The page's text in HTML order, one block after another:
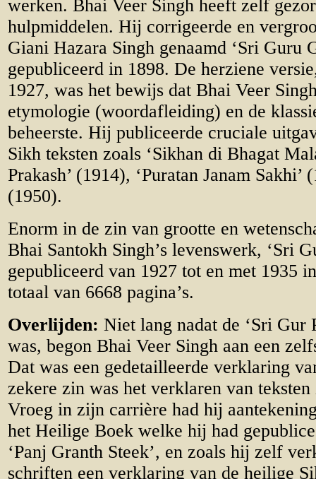
werken. Bhai Veer Singh heeft zelf
hulpmiddelen. Hij corrigeerde en
Giani Hazara Singh genaamd ‘Sri Guru
gepubliceerd in 1898. De herziene
1927, was het bewijs dat Bhai Veer
etymologie (woordafleiding) en de
beheerste. Hij publiceerde cruciale
Sikh teksten zoals ‘Sikhan di Bhagat
Prakash’ (1914), ‘Puratan Janam Sakhi’
(1950).
Enorm in de zin van grootte en
Bhai Santokh Singh’s levenswerk, ‘Sri
gepubliceerd van 1927 tot en met 1935
totaal van 6668 pagina’s.
Overlijden: Niet lang nadat de ‘Sri Gur
was, begon Bhai Veer Singh aan een
Dat was een gedetailleerde verklaring
zekere zin was het verklaren van
Vroeg in zijn carrière had hij
het Heilige Boek welke hij had
‘Panj Granth Steek’, en zoals hij zelf
schriften een verklaring van de heilige